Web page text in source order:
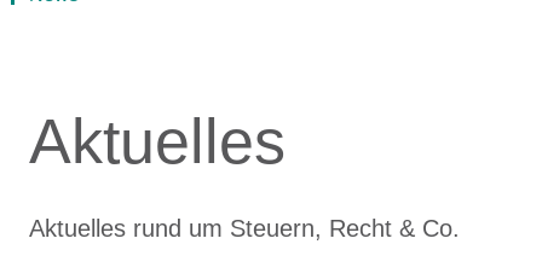
Aktuelles
Aktuelles rund um Steuern, Recht & Co.